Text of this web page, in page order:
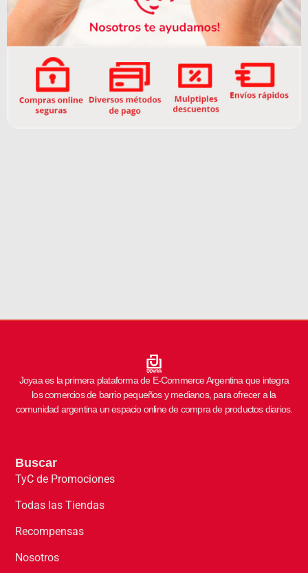
Joyaa es la primera plataforma de E-Commerce Argentina que integra
los comercios de barrio pequeños y medianos, para ofrecer a la
comunidad argentina un espacio online de compra de productos diarios.
Buscar
TyC de Promociones
Todas las Tiendas
Recompensas
Nosotros